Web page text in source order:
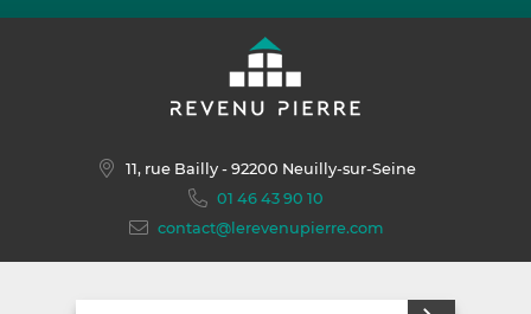
11, rue Bailly- 92200 Neuilly-sur-Seine
01 46 43 90 10
contact@lerevenupierre.com